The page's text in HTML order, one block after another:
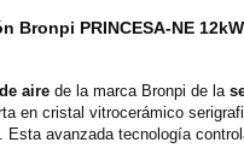
Bronpi PRINCESA-NE
aire de la marca Bronpi de la
en cristal vitrocerámico
. Esta avanzada tecnología